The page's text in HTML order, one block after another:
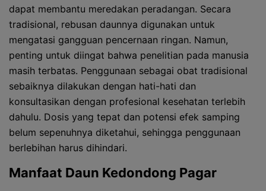
dapat membantu meredakan peradangan. Secara
tradisional, rebusan daunnya digunakan untuk
mengatasi gangguan pencernaan ringan. Namun,
penting untuk diingat bahwa penelitian pada manusia
masih terbatas. Penggunaan sebagai obat tradisional
sebaiknya dilakukan dengan hati-hati dan
konsultasikan dengan profesional kesehatan terlebih
dahulu. Dosis yang tepat dan potensi efek samping
belum sepenuhnya diketahui, sehingga penggunaan
berlebihan harus dihindari.
Manfaat Daun Kedondong Pagar